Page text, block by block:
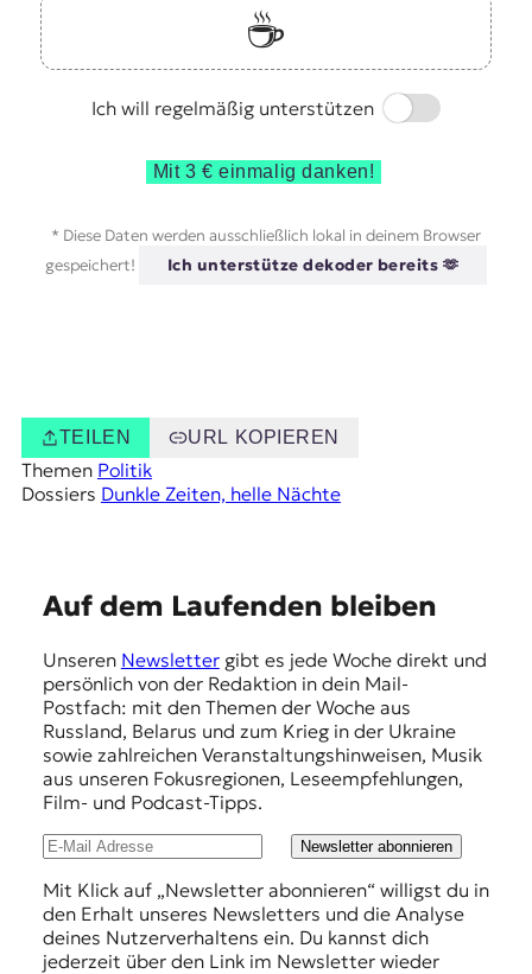
☕️
Ich will regelmäßig unterstützen
Switch
Mit 3 € einmalig danken!
* Diese Daten werden ausschließlich lokal in deinem Browser
gespeichert!
Ich unterstütze dekoder bereits 🫶
TEILEN URL KOPIEREN
Themen Politik
Dossiers Dunkle Zeiten, helle Nächte
Auf dem Laufenden bleiben
Unseren Newslettergibt es jede Woche direkt und
persönlich von der Redaktion in dein Mail-
Postfach: mit den Themen der Woche aus
Russland, Belarus und zum Krieg in der Ukraine
sowie zahlreichen Veranstaltungshinweisen, Musik
aus unseren Fokusregionen, Leseempfehlungen,
Film- und Podcast-Tipps.
Newsletter abonnieren
Mit Klick auf „Newsletter abonnieren“ willigst du in
den Erhalt unseres Newsletters und die Analyse
deines Nutzerverhaltens ein. Du kannst dich
jederzeit über den Link im Newsletter wieder